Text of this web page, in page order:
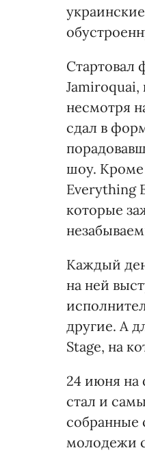
Стартовал
Jamiroquai,
несмотря
сдал в
шоу. Кроме
Everything
которые
Каждый
на ней
другие. А
Stage, на
24 июня на
стал и
собранные
молодежи